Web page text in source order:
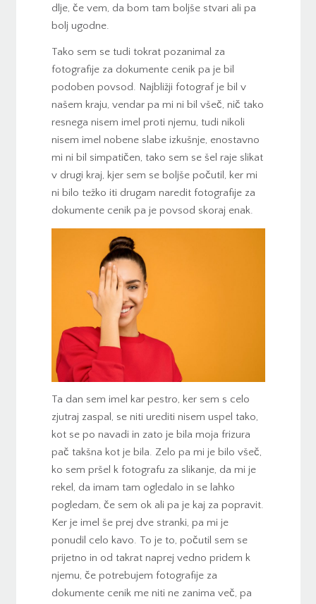
dlje, če vem, da bom tam boljše stvari ali pa
bolj ugodne.
Tako sem se tudi tokrat pozanimal za
fotografije za dokumente cenik pa je bil
podoben povsod. Najbližji fotograf je bil v
našem kraju, vendar pa mi ni bil všeč, nič tako
resnega nisem imel proti njemu, tudi nikoli
nisem imel nobene slabe izkušnje, enostavno
mi ni bil simpatičen, tako sem se šel raje slikat
v drugi kraj, kjer sem se boljše počutil, ker mi
ni bilo težko iti drugam naredit fotografije za
dokumente cenik pa je povsod skoraj enak.
Ta dan sem imel kar pestro, ker sem s celo
zjutraj zaspal, se niti urediti nisem uspel tako,
kot se po navadi in zato je bila moja frizura
pač takšna kot je bila. Zelo pa mi je bilo všeč,
ko sem pršel k fotografu za slikanje, da mi je
rekel, da imam tam ogledalo in se lahko
pogledam, če sem ok ali pa je kaj za popravit.
Ker je imel še prej dve stranki, pa mi je
ponudil celo kavo. To je to, počutil sem se
prijetno in od takrat naprej vedno pridem k
njemu, če potrebujem fotografije za
dokumente cenik me niti ne zanima več, pa